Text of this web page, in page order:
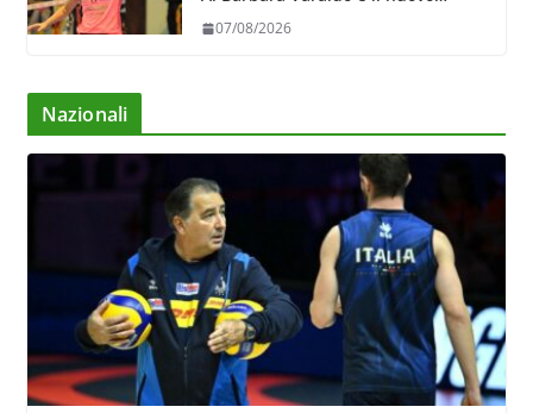
07/08/2026
Nazionali